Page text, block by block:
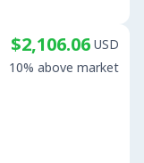
$2,106.06 USD
10% above market